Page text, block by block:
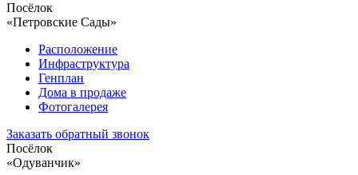
Посёлок
«Петровские Сады»
Расположение
Инфраструктура
Генплан
Дома в продаже
Фотогалерея
Заказать обратный звонок
Посёлок
«Одуванчик»